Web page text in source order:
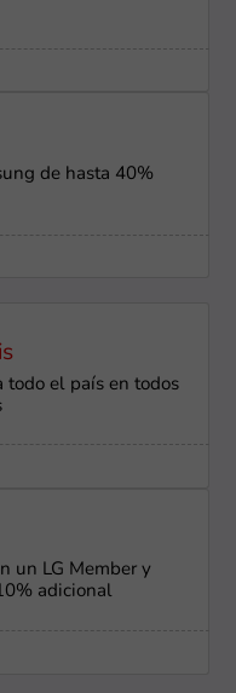
de hasta 40%
todo el país en todos
un LG Member y
adicional